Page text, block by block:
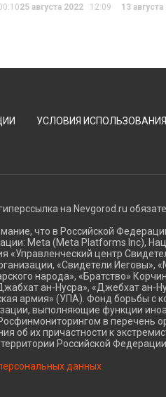
25 августа 2022 12:09
13
УСЛОВИЯ ИСПОЛЬЗОВАНИЯ
на Nevgorod.ru
что в Российской
Meta (Meta Platforms Inc),
«Управленческий центр
«Свидетели Иеговы»,
народа», «Братство»
ан-Нусра», «Джебхат ан-
армия» (УПА). Фонд борьбы с
выполняющие функции
в перечень
об их причастности к
Российской Федерации.
данных